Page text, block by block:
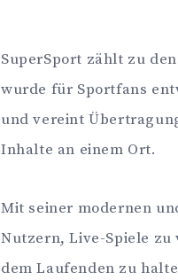
SuperSport zählt zu
wurde für Sportfans
und vereint
Inhalte an einem Ort.
Mit seiner modernen
Nutzern, Live-Spiele
dem Laufenden zu